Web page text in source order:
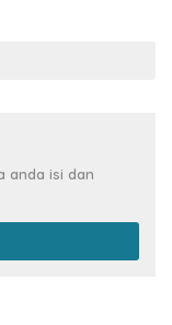
anda isi dan